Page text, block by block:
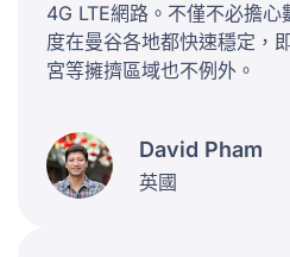
4G LTE網路。不僅不必擔
度在曼谷各地都快速穩定，
宮等擁擠區域也不例外。
David Pham
英國